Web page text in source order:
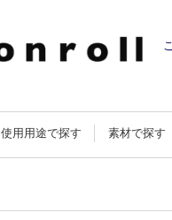
使用用途で探す 素材で探す